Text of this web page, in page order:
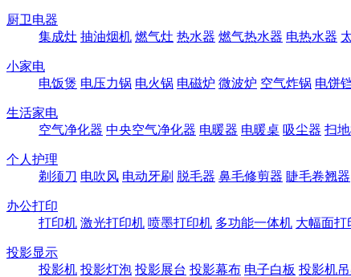
厨卫电器
集成灶 抽油烟机 燃气灶 热水器 燃气热水器 电热水器
小家电
电饭煲 电压力锅 电火锅 电磁炉 微波炉 空气炸锅 电饼
生活家电
空气净化器 中央空气净化器 电暖器 电暖桌 吸尘器 扫
个人护理
剃须刀 电吹风 电动牙刷 脱毛器 鼻毛修剪器 睫毛卷翘器
办公打印
打印机 激光打印机 喷墨打印机 多功能一体机 大幅面打
投影显示
投影机 投影灯泡 投影展台 投影幕布 电子白板 投影机